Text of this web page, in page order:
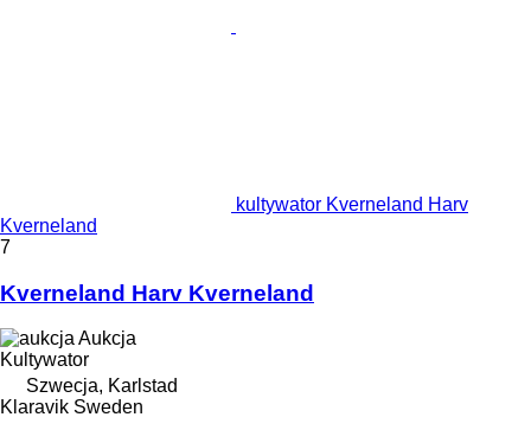
kultywator Kverneland Harv
Kverneland
7
Kverneland Harv Kverneland
Aukcja
Kultywator
Szwecja, Karlstad
Klaravik Sweden